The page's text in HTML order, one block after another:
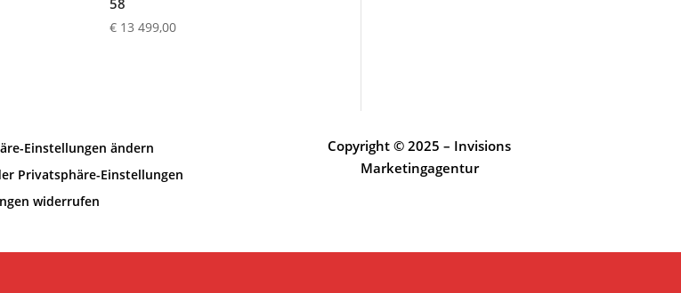
€13 499,00
Einstellungen ändern
Privatsphäre-Einstellungen
widerrufen
Copyright © 2025 – Invisions
Marketingagentur